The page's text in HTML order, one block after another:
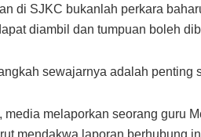
di SJKC bukanlah perkara
diambil dan tumpuan boleh
sewajarnya adalah penting
media melaporkan seorang guru
mendakwa laporan berhubung